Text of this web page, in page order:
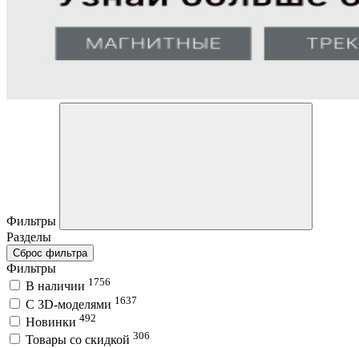
Фильтры
Разделы
Сброс фильтра
Фильтры
В наличии 1756
C 3D-моделями 1637
Новинки 492
Товары со скидкой 306